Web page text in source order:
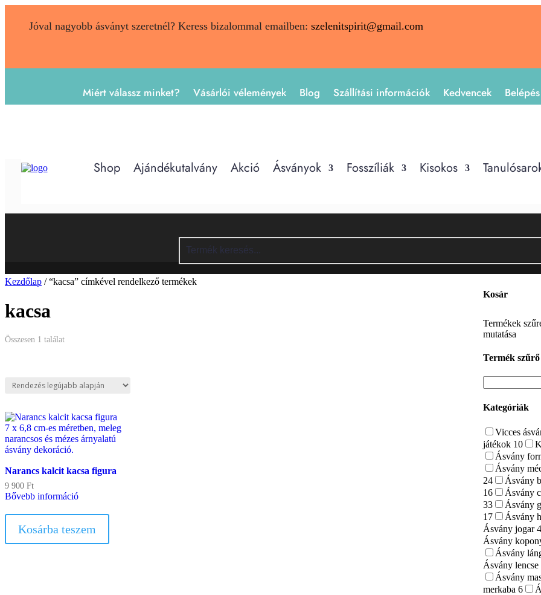
Jóval nagyobb ásványt szeretnél? Keress bizalommal emailben: szelenitspirit@gmail.com
Miért válassz minket? Vásárlói vélemények Blog Szállítási információk Kedvencek
Shop Ajándékutalvány Akció Ásványok Fosszíliák Kisokos
Kezdőlap / “kacsa” címkével rendelkező termékek
kacsa
Összesen 1 találat
Narancs kalcit kacsa figura
9 900 Ft
Bővebb információ
Kosárba teszem
Kosár
Termékek
mutatása
Termék szűrő
Kategóriák
Vicces
játékok 10
Ásvány
Ásvány
24
Ásvány
16
Ásvány
33
Ásvány
17
Ásvány
Ásvány jogar4
Ásvány
Ásvány
Ásvány lencse
Ásvány
merkaba6